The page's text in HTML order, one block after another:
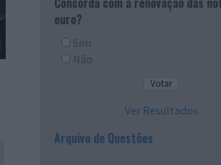
euro?
Sim
Não
Ver Resultados
Arquivo de Questões